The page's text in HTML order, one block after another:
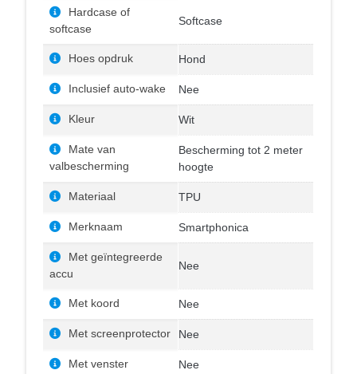
Hardcase of
softcase
Softcase
Hoes opdruk Hond
Inclusief auto-wake Nee
Kleur Wit
Mate van
valbescherming
Bescherming tot 2 meter
hoogte
Materiaal TPU
Merknaam Smartphonica
Met geïntegreerde
accu
Nee
Met koord Nee
Met screenprotector Nee
Met venster Nee